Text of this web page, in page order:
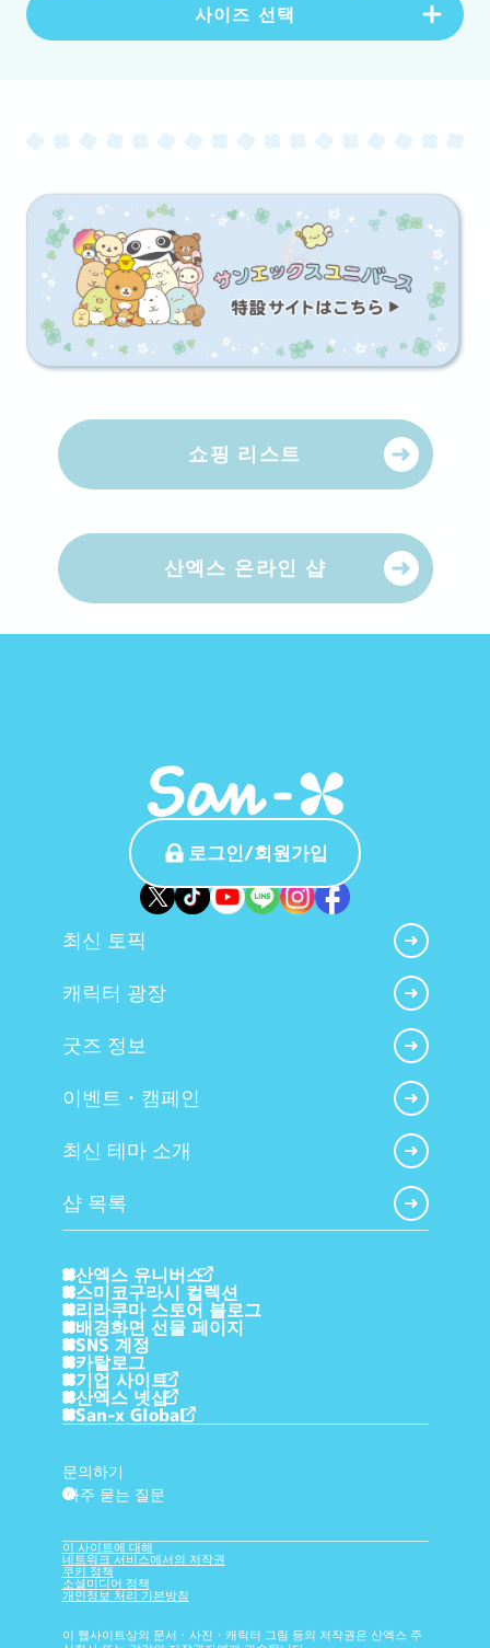
사이즈 선택
다운로드
스마트폰 버전(1179 2556 px)
다운로드
쇼핑 리스트
산엑스 온라인 샵
로그인/회원가입
최신 토픽
캐릭터 광장
굿즈 정보
이벤트・캠페인
최신 테마 소개
샵 목록
산엑스 유니버스
스미코구라시 컬렉션
리라쿠마 스토어 블로그
배경화면 선물 페이지
SNS 계정
카탈로그
기업 사이트
산엑스 넷샵
San-x Global
문의하기
?
자주 묻는 질문
이 사이트에 대해
네트워크 서비스에서의 저작권
쿠키 정책
소셜미디어 정책
개인정보 처리 기본방침
이 웹사이트상의 문서・사진・캐릭터 그림 등의 저작권은 산엑스 주